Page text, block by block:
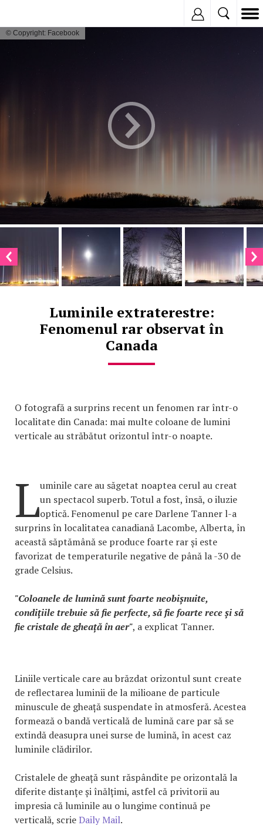
© Copyright: Facebook
Luminile extraterestre:
Fenomenul rar observat în
Canada
O fotografă a surprins recent un fenomen rar într-o
localitate din Canada: mai multe coloane de lumini
verticale au străbătut orizontul într-o noapte.
Luminile care au săgetat noaptea cerul au creat
un spectacol superb. Totul a fost, însă, o iluzie
optică. Fenomenul pe care Darlene Tanner l-a
surprins în localitatea canadiană Lacombe, Alberta, în
această săptămână se produce foarte rar și este
favorizat de temperaturile negative de până la -30 de
grade Celsius.
"Coloanele de lumină sunt foarte neobișnuite,
condițiile trebuie să fie perfecte, să fie foarte rece și să
fie cristale de gheață în aer", a explicat Tanner.
Liniile verticale care au brăzdat orizontul sunt create
de reflectarea luminii de la milioane de particule
minuscule de gheață suspendate în atmosferă. Acestea
formează o bandă verticală de lumină care par să se
extindă deasupra unei surse de lumină, în acest caz
luminile clădirilor.
Cristalele de gheață sunt răspândite pe orizontală la
diferite distanțe și înălțimi, astfel că privitorii au
impresia că luminile au o lungime continuă pe
verticală, scrieDaily Mail.